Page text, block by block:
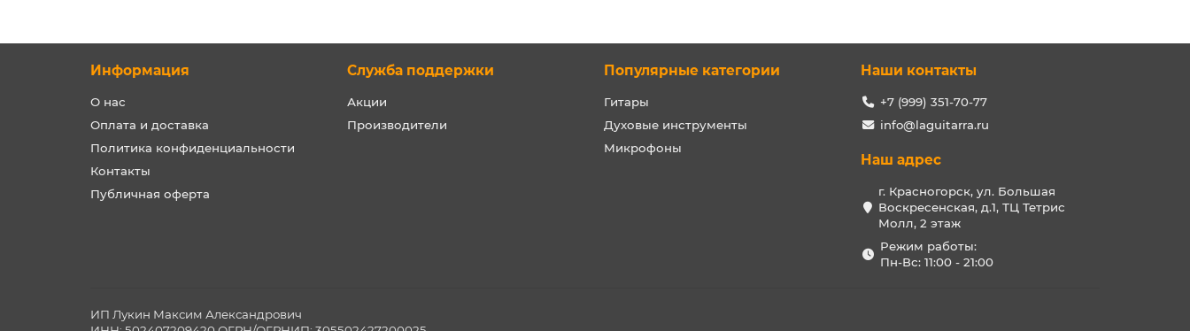
Информация
О нас
Оплата и доставка
Политика конфиденциальности
Контакты
Публичная оферта
Служба поддержки
Акции
Производители
Популярные категории
Гитары
Духовые инструменты
Микрофоны
Наши контакты
+7 (999) 351-70-77
info@laguitarra.ru
Наш адрес
г. Красногорск, ул. Большая
Воскресенская, д.1, ТЦ Тетрис
Молл, 2 этаж
Режим работы:
Пн-Вс: 11:00 - 21:00
ИП Лукин Максим Александрович